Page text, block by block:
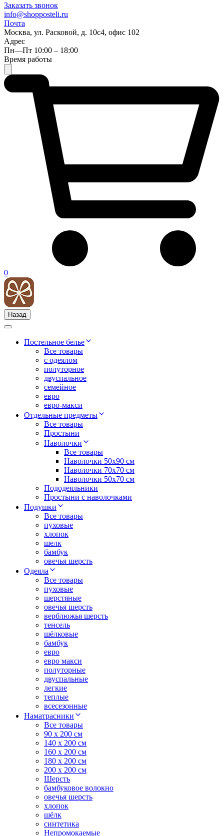
Заказать звонок
info@shopposteli.ru
Почта
Москва, ул. Расковой, д. 10с4, офис 102
Адрес
Пн—Пт 10:00 – 18:00
Время работы
0
Назад
Постельное белье
Все товары
с одеялом
полуторное
двуспальное
семейное
евро
евро-макси
Отдельные предметы
Все товары
Простыни
Наволочки
Все товары
Наволочки 50x90 см
Наволочки 70x70 cм
Наволочки 50х70 см
Пододеяльники
Простыни с наволочками
Подушки
Все товары
пуховые
хлопок
шелк
бамбук
овечья шерсть
Одеяла
Все товары
пуховые
шерстяные
овечья шерсть
верблюжья шерсть
тенсель
шёлковые
бамбук
евро
евро макси
полуторные
двуспальные
легкие
теплые
всесезонные
Наматрасники
Все товары
90 x 200 см
140 x 200 см
160 x 200 см
180 x 200 см
200 x 200 см
Шерсть
бамбуковое волокно
овечья шерсть
хлопок
шёлк
синтетика
Непромокаемые